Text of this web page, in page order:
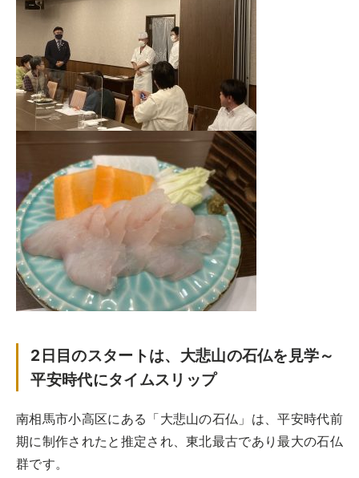
2日目のスタートは、大悲山の石仏を見学～
平安時代にタイムスリップ
南相馬市小高区にある「大悲山の石仏」は、平安時代前
期に制作されたと推定され、東北最古であり最大の石仏
群です。